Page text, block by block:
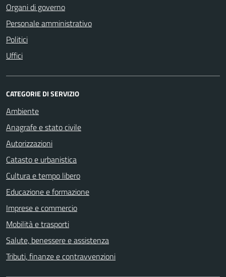
Organi di governo
Personale amministrativo
Politici
Uffici
CATEGORIE DI SERVIZIO
Ambiente
Anagrafe e stato civile
Autorizzazioni
Catasto e urbanistica
Cultura e tempo libero
Educazione e formazione
Imprese e commercio
Mobilità e trasporti
Salute, benessere e assistenza
Tributi, finanze e contravvenzioni